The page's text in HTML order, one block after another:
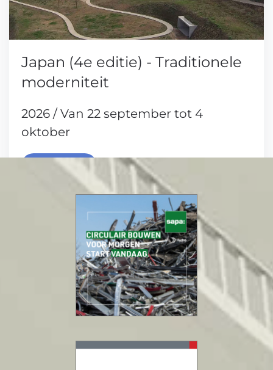
Japan (4e editie) - Traditionele
moderniteit
2026 / Van 22 september tot 4
oktober
Lees meer